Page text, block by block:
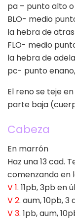
pa – punto alto
BLO- medio
la hebra de
FLO- medio
la hebra de
pc- punto
El reno se teje
parte baja
Cabeza
En marrón
Haz una 13 cad.
comenzando en
V 1. 11pb, 3pb en
V 2. aum, 10pb, 3
V 3. 1pb, aum,